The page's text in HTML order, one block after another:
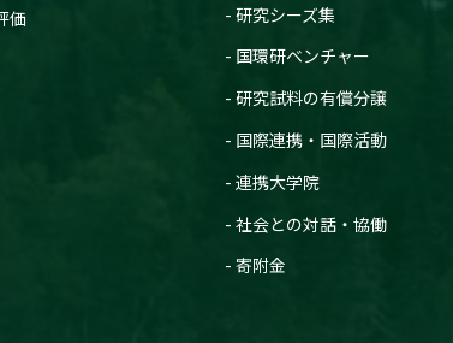
価
研究シーズ集
国環研ベンチャー
研究試料の有償分譲
国際連携・国際活動
連携大学院
社会との対話・協働
寄附金